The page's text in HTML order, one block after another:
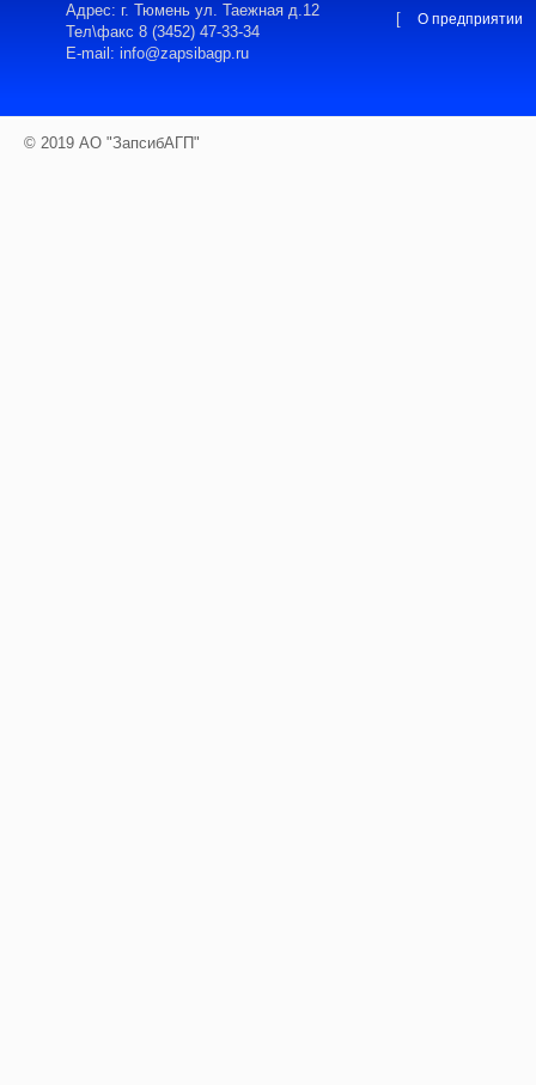
Адрес: г. Тюмень ул. Таежная д.12
Тел\факс 8 (3452) 47-33-34
E-mail: info@zapsibagp.ru
[ О предприятии
© 2019 АО "ЗапсибАГП"